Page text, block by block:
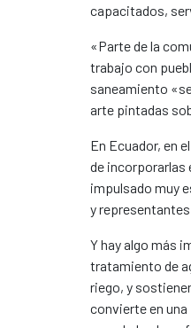
capacitados,
«Parte de la
trabajo con
saneamiento
arte pintadas
En Ecuador, en
de incorporarlas
impulsado muy
y representantes
Y hay algo más
tratamiento de
riego, y
convierte en